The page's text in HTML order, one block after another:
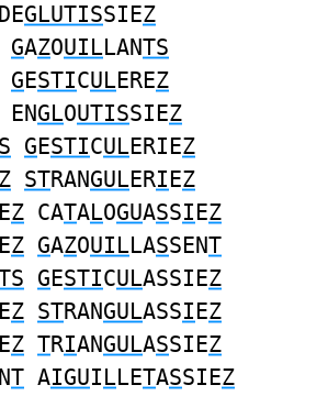
GLUTISSIEZ
GAZOUILLANTS
GESTICULEREZ
ENGLOUTISSIEZ
S GESTICULERIEZ
Z STRANGULERIEZ
Z CATALOGUASSIEZ
Z GAZOUILLASSENT
GESTICULASSIEZ
Z STRANGULASSIEZ
Z TRIANGULASSIEZ
T AIGUILLETASSIEZ